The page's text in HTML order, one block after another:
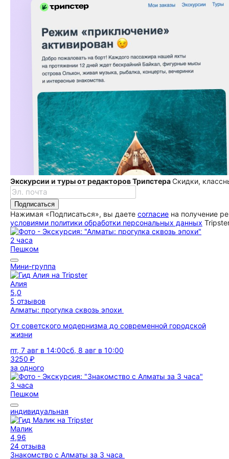
Экскурсии и туры от редакторов ТрипстераСкидки,
Подписаться
Нажимая «Подписаться», вы даете согласие на получение
условиями политики обработки персональных данных
2 часа
Пешком
Мини-группа
Алия
5,0
5 отзывов
Алматы: прогулка сквозь эпохи
От советского модернизма до современной городской
жизни
пт, 7 авг в 14:00сб, 8 авг в 10:00
3250 ₽
за одного
3 часа
Пешком
индивидуальная
Малик
4,96
24 отзыва
Знакомство с Алматы за 3 часа